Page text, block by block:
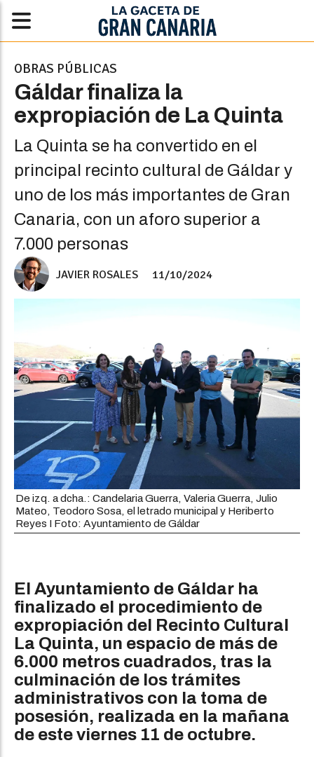
Gáldar finaliza la
expropiación de La Quinta
La Quinta se ha convertido en el
principal recinto cultural de Gáldar y
uno de los más importantes de Gran
Canaria, con un aforo superior a
7.000 personas
OBRAS PÚBLICAS
11/10/2024
JAVIER ROSALES
De izq. a dcha.: Candelaria Guerra, Valeria Guerra, Julio
Mateo, Teodoro Sosa, el letrado municipal y Heriberto
Reyes I Foto: Ayuntamiento de Gáldar
El Ayuntamiento de Gáldar ha
finalizado el procedimiento de
expropiación del Recinto Cultural
La Quinta, un espacio de más de
6.000 metros cuadrados, tras la
culminación de los trámites
administrativos con la toma de
posesión, realizada en la mañana
de este viernes 11 de octubre.